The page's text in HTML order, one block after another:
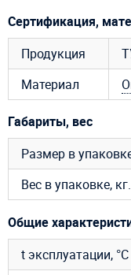
Сертификация,
Продукция
Материал
Габариты, вес
Размер в
Вес в упаковке, кг.
Общие
t эксплуатации, °C